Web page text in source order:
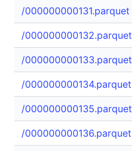
/000000000131.parquet
/000000000132.parquet
/000000000133.parquet
/000000000134.parquet
/000000000135.parquet
/000000000136.parquet